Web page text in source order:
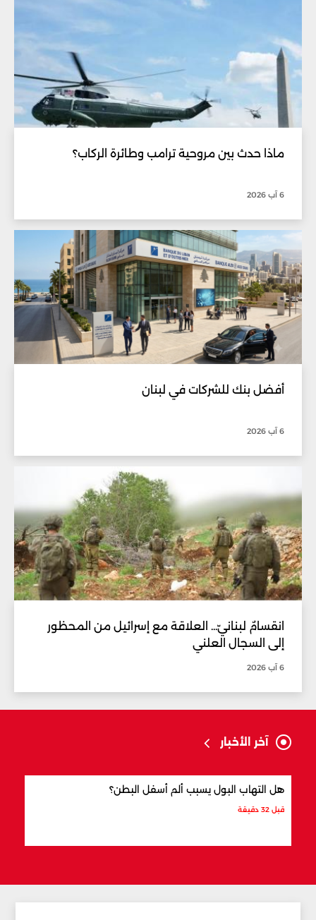
ماذا حدث بين مروحية ترامب وطائرة الركاب؟
6 آب 2026
أفضل بنك للشركات في لبنان
6 آب 2026
انقسامٌ لبنانيّ... العلاقة مع إسرائيل من المحظور
إلى السجال العلني
6 آب 2026
آخر الأخبار
هل التهاب البول يسبب ألم أسفل البطن؟
قبل 32 دقيقة